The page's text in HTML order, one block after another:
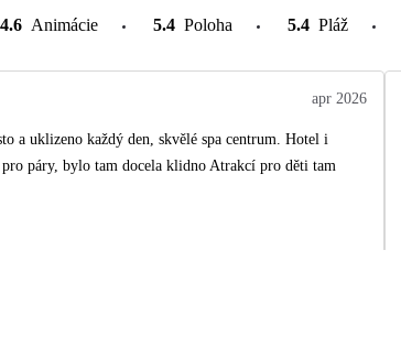
4.6 Animácie 5.4 Poloha 5.4 Pláž
apr 2026
a uklizeno každý den, skvělé spa centrum. Hotel i